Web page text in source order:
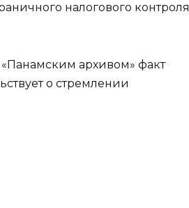
налогового контроля
«Панамским архивом» факт
о стремлении